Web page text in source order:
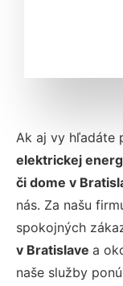
Ak aj vy hľadáte
elektrickej
či dome v
nás. Za našu
spokojných
v Bratislave a
naše služby